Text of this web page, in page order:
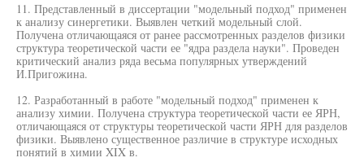
11. Представленный в диссертации "модельный подход" применен
к анализу синергетики. Выявлен четкий модельный слой.
Получена отличающаяся от ранее рассмотренных разделов физики
структура теоретической части ее "ядра раздела науки". Проведен
критический анализ ряда весьма популярных утверждений
И.Пригожина.
12. Разработанный в работе "модельный подход" применен к
анализу химии. Получена структура теоретической части ее ЯРН,
отличающаяся от структуры теоретической части ЯРН для разделов
физики. Выявлено существенное различие в структуре исходных
понятий в химии XIX в.